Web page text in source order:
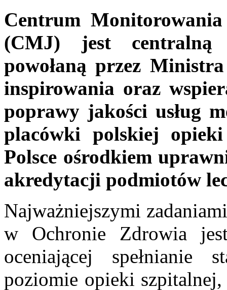
Centrum
(CMJ) jest centralną
powołaną przez
inspirowania oraz
poprawy jakości usług
placówki polskiej
Polsce ośrodkiem
akredytacji podmiotów
Najważniejszymi
w Ochronie Zdrowia
oceniającej spełnianie
poziomie opieki